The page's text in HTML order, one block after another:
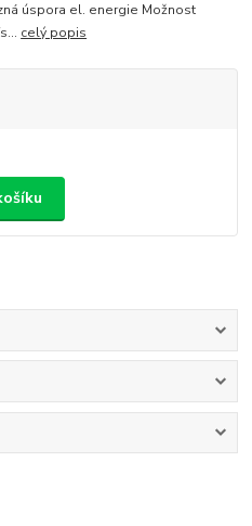
úspora el. energie Možnost
celý popis